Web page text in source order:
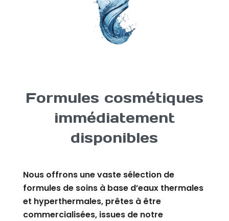
Formules cosmétiques
immédiatement
disponibles
Nous offrons une vaste sélection de
formules de soins à base d’eaux thermales
et hyperthermales, prêtes à être
commercialisées, issues de notre